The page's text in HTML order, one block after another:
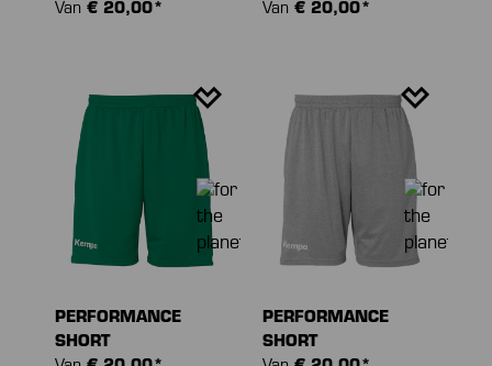
Van € 20,00*
Van € 20,00*
PERFORMANCE
SHORT
PERFORMANCE
SHORT